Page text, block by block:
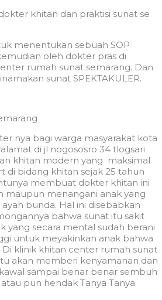
khitan dan praktisi sunat se
menentukan sebuah SOP
oleh dokter pras di
rumah sunat semarang. Dan
sunat SPEKTAKULER.
nya bagi warga masyarakat kota
di jl nogososro 34 tlogsari
khitan modern yang maksimal
di bidang khitan sejak 25 tahun
membuat dokter khitan ini
maupun menangani anak yang
bunda. Hal ini disebabkan
bahwa sunat itu sakit
yang secara mental sudah berani
untuk meyakinkan anak bahwa
klinik khitan center rumah sunat
akan memberi kenyamanan dan
sampai benar benar sembuh
pun hendak Tanya Tanya